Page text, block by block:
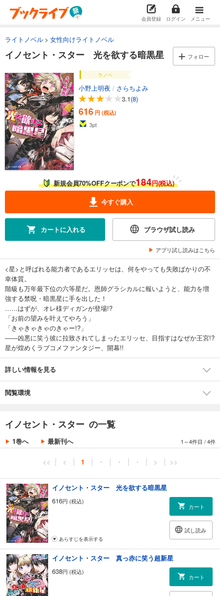
会員登録 ログイン メニュー
ライトノベル 女性向けライトノベル
イノセント・スター 光を欲する暗黒星 フォロー
ラノベ
小野上明夜 / さらちよみ
3.1(8)
616 円 (税込)
3pt
新規会員70%OFFクーポンで184円(税込)
今すぐ購入
カートに入れる ブラウザ試し読み
アプリ試し読みはこちら
<星>と呼ばれる能力者であるエリッセは、何をやっても失敗ばかりの不
幸体質。
階級も万年最下位の六等星だ。恩師グラシカルに報いようと、能力を増
強する禁呪・暗黒星に手を出した！
……はずが、オレ様ディガンが登場!?
「お前の望みを叶えてやろう」
「きゃきゃきゃのきゃー!?」
――凶悪に笑う彼に拉致されてしまったエリッセ、目指すはなぜか王宮!?
星が煌めくラブコメファンタジー、開幕!!
詳しい情報を見る
閲覧環境
イノセント・スター の一覧
1巻へ 最新刊へ 1～4件目 /4件
<< < 1 ・ ・ ・ > >>
イノセント・スター 光を欲する暗黒星
616円 (税込)
カート
試し読み
あらすじを表示する
イノセント・スター 真っ赤に笑う超新星
638円 (税込)
カート